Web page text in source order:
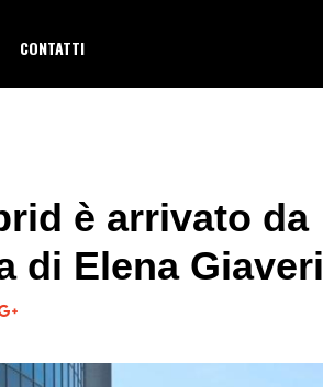
CONTATTI
è arrivato da
di Elena Giaveri